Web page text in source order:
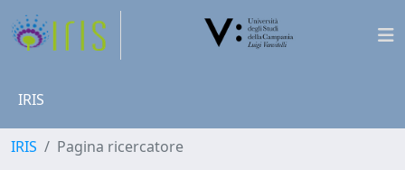
IRIS
IRIS Pagina ricercatore